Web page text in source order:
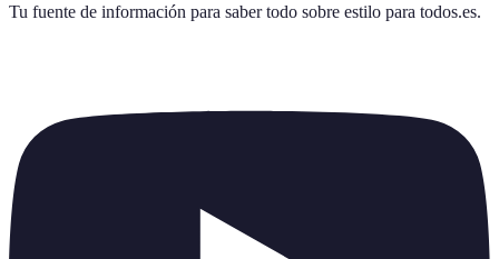
Tu fuente de información para saber todo sobre estilo para todos.es.